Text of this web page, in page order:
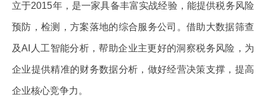
立于2015年，是一家具备丰富实战经验，能提供税务风险
预防，检测，方案落地的综合服务公司。借助大数据筛查
及AI人工智能分析，帮助企业主更好的洞察税务风险，为
企业提供精准的财务数据分析，做好经营决策支撑，提高
企业核心竞争力。